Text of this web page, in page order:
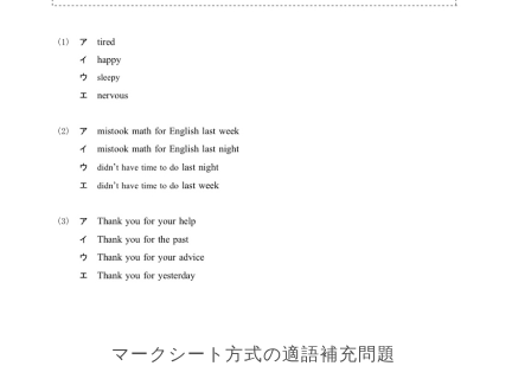
マークシート方式の適語補充問題